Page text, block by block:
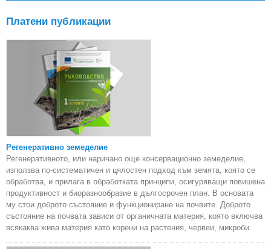
Платени публикации
Регенеративно земеделие
Регенеративното, или наричано още консервационно земеделие,
използва по-систематичен и цялостен подход към земята, която се
обработва, и прилага в обработката принципи, осигуряващи повишена
продуктивност и биоразнообразие в дългосрочен план. В основата
му стои доброто състояние и функциониране на почвите. Доброто
състояние на почвата зависи от органичната материя, която включва
всякаква жива материя като корени на растения, червеи, микроби.